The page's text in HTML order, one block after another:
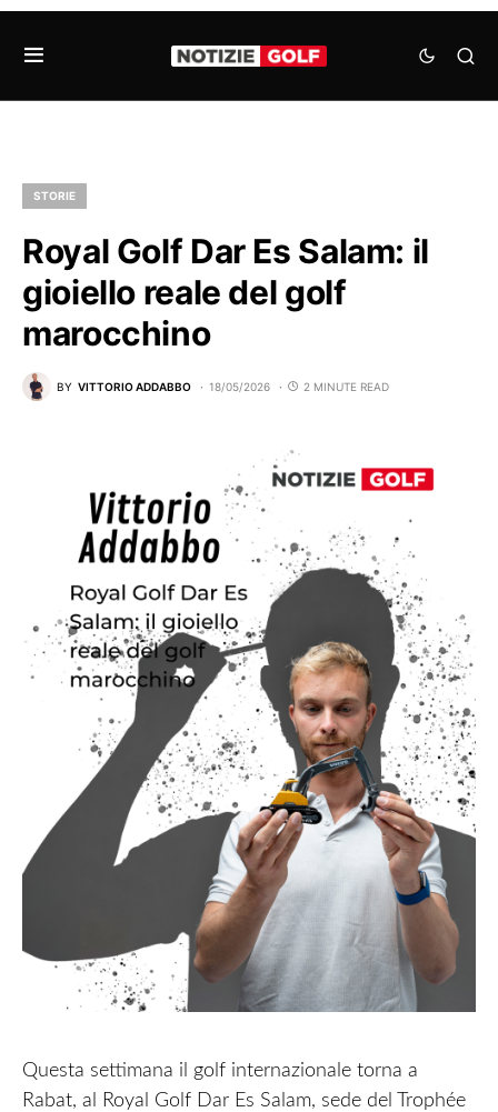
STORIE
Royal Golf Dar Es Salam: il
gioiello reale del golf
marocchino
BY VITTORIO ADDABBO 18/05/2026 2 MINUTE READ
Questa settimana il golf internazionale torna a
Rabat, al Royal Golf Dar Es Salam, sede del Trophée